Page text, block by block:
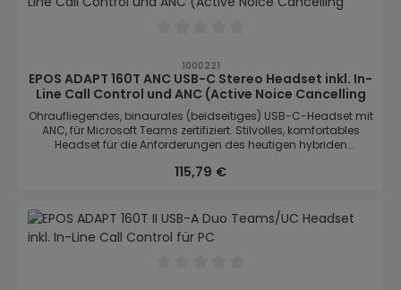
1000221
EPOS ADAPT 160T ANC USB-C Stereo Headset inkl. In-
Line Call Control und ANC (Active Noice Cancelling
Ohraufliegendes, binaurales (beidseitiges) USB-C-Headset mit
ANC, für Microsoft Teams zertifiziert. Stilvolles, komfortables
Headset für die Anforderungen des heutigen hybriden
Regulärer Preis:
115,79 €